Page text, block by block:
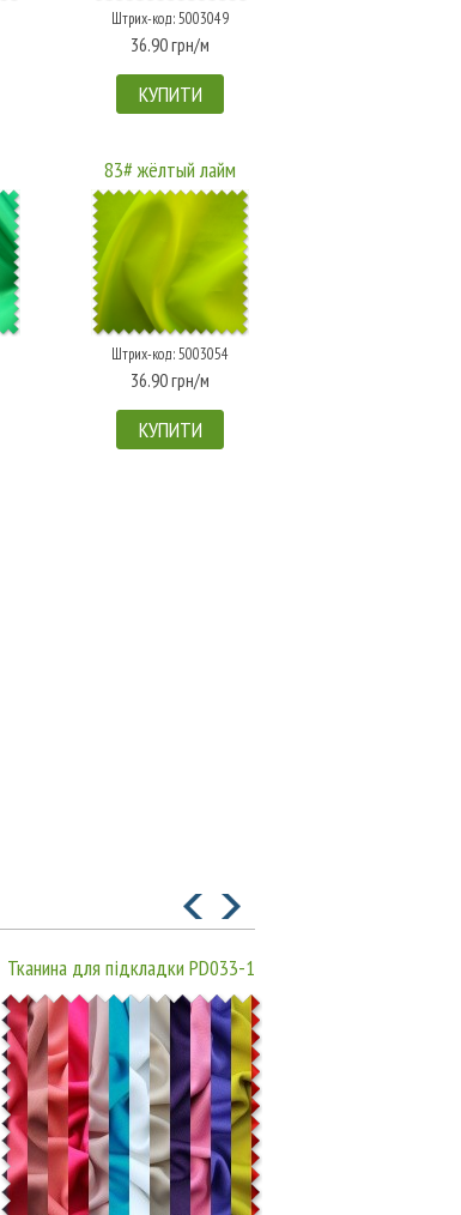
Штрих-код: 5003049
36.90 грн/м
КУПИТИ
83# жёлтый лайм
Штрих-код: 5003054
36.90 грн/м
КУПИТИ
Тканина для підкладки PD033-1